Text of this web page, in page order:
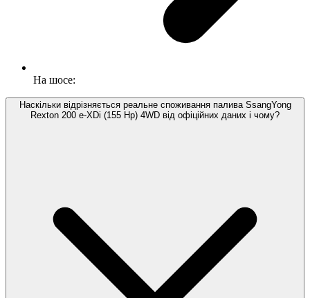
На шосе:
Наскільки відрізняється реальне споживання палива SsangYong
Rexton 200 e-XDi (155 Hp) 4WD від офіційних даних і чому?